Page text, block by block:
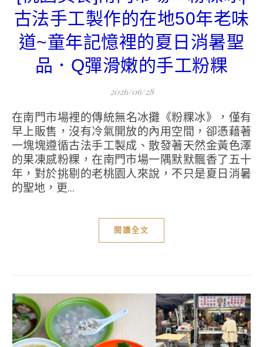
古法手工製作的在地50年老味
道~童年記憶裡的夏日消暑聖
品．Q彈滑嫩的手工粉粿
2026/06/28
在南門市場裡的傳統無名冰攤《粉粿冰》，僅有
早上販售，沒有冷氣開放的內用空間，卻憑藉著
一塊塊遵循古法手工製成、散發著天然金黃色澤
的果凍感粉粿，在南門市場一隅默默飄香了五十
年，對於挑剔的老桃園人來說，不只是夏日消暑
的聖地，更...
閱讀全文